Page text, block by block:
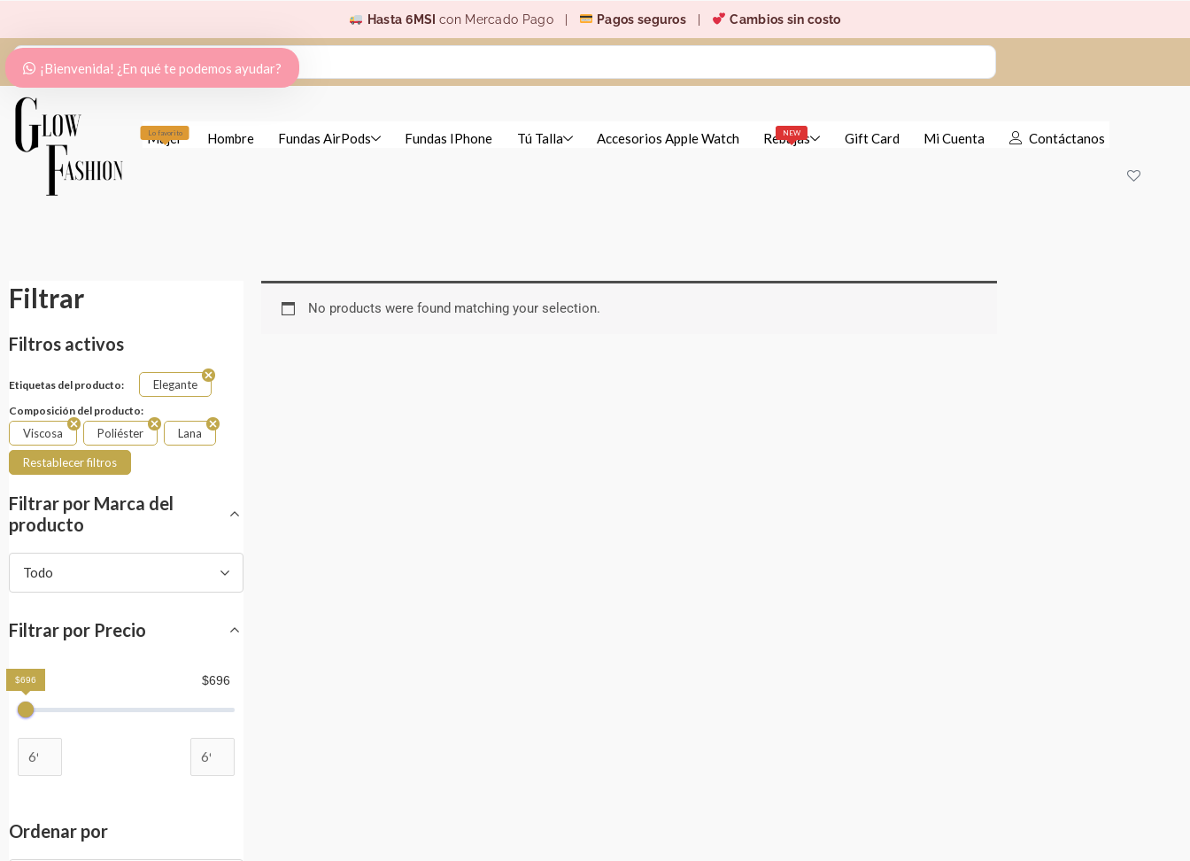
al
contenido
Hasta 6MSIcon Mercado Pago | Pagos seguros Cambios sin costo
Search
Lo favorito
Mujer Hombre Fundas AirPods Fundas IPhone Tú Talla Accesorios Apple Watch NEW
Rebajas Gift Card Mi Cuenta Contáctanos
Filtrar
Filtros activos
Etiquetas del producto: Elegante
Composición del producto:
Viscosa Poliéster Lana
Restablecer filtros
Filtrar por Marca del
producto
Todo
Filtrar por Precio
$696
$696
Ordenar por
No products were found matching your selection.
¡Bienvenida! ¿En qué te podemos ayudar?